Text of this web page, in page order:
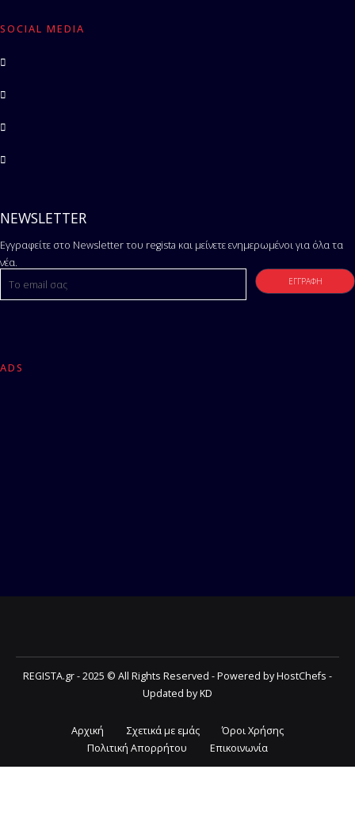
SOCIAL MEDIA
NEWSLETTER
Εγγραφείτε στο Newsletter του regista και μείνετε ενημερωμένοι για όλα τα
νέα.
ADS
REGISTA.gr - 2025 © All Rights Reserved - Powered by HostChefs -
Updated by KD
Αρχική Σχετικά με εμάς
Όροι Χρήσης
Πολιτική Απορρήτου
Επικοινωνία